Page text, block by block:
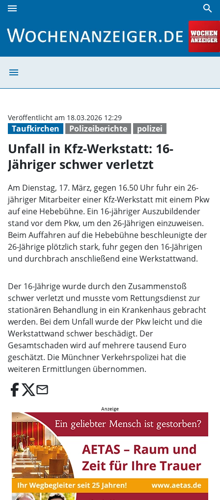
menu search
menu
Taufkirchen Polizeiberichte polizei
Veröffentlicht am 18.03.2026 12:29
Unfall in Kfz-Werkstatt: 16-
Jähriger schwer verletzt
Am Dienstag, 17. März, gegen 16.50 Uhr fuhr ein 26-
jähriger Mitarbeiter einer Kfz-Werkstatt mit einem Pkw
auf eine Hebebühne. Ein 16-jähriger Auszubildender
stand vor dem Pkw, um den 26-Jährigen einzuweisen.
Beim Auffahren auf die Hebebühne beschleunigte der
26-Jährige plötzlich stark, fuhr gegen den 16-Jährigen
und durchbrach anschließend eine Werkstattwand.
Der 16-Jährige wurde durch den Zusammenstoß
schwer verletzt und musste vom Rettungsdienst zur
stationären Behandlung in ein Krankenhaus gebracht
werden. Bei dem Unfall wurde der Pkw leicht und die
Werkstattwand schwer beschädigt. Der
Gesamtschaden wird auf mehrere tausend Euro
geschätzt. Die Münchner Verkehrspolizei hat die
weiteren Ermittlungen übernommen.
email